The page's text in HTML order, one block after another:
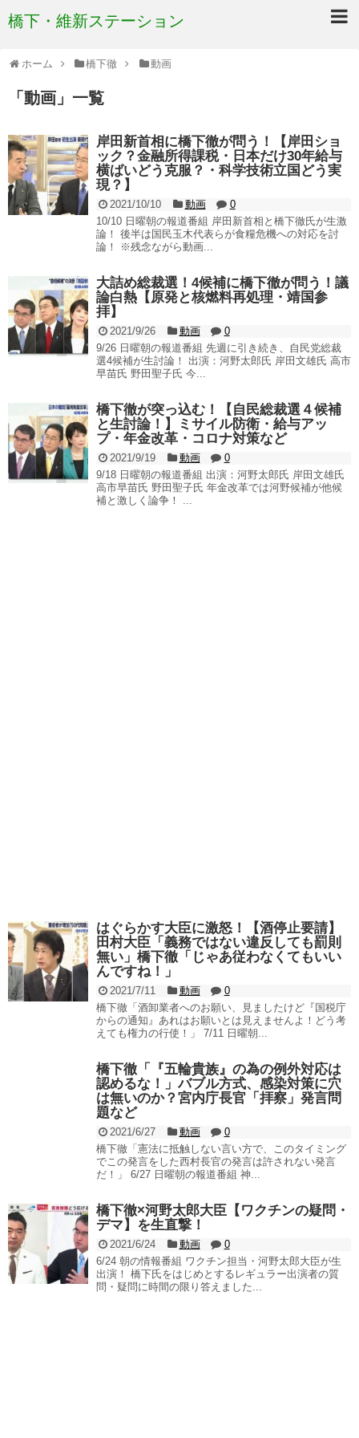
橋下・維新ステーション
ホーム 橋下徹 動画
「 動画 」 一覧
岸田新首相に橋下徹が問う！【岸田ショ
ック？金融所得課税・日本だけ30年給与
横ばいどう克服？・科学技術立国どう実
現？】
2021/10/10 動画
0
10/10 日曜朝の報道番組 岸田新首相と橋下徹氏が生激
論！ 後半は国民玉木代表らが食糧危機への対応を討
論！ ※残念ながら動画...
大詰め総裁選！4候補に橋下徹が問う！議
論白熱【原発と核燃料再処理・靖国参
拝】
2021/9/26 動画
0
9/26 日曜朝の報道番組 先週に引き続き、自民党総裁
選4候補が生討論！ 出演：河野太郎氏 岸田文雄氏 高市
早苗氏 野田聖子氏 今...
橋下徹が突っ込む！【自民総裁選４候補
と生討論！】ミサイル防衛・給与アッ
プ・年金改革・コロナ対策など
2021/9/19 動画
0
9/18 日曜朝の報道番組 出演：河野太郎氏 岸田文雄氏
高市早苗氏 野田聖子氏 年金改革では河野候補が他候
補と激しく論争！ ...
はぐらかす大臣に激怒！【酒停止要請】
田村大臣「義務ではない違反しても罰則
無い」橋下徹「じゃあ従わなくてもいい
んですね！」
2021/7/11 動画
0
橋下徹「酒卸業者へのお願い、見ましたけど『国税庁
からの通知』あれはお願いとは見えませんよ！どう考
えても権力の行使！」 7/11 日曜朝...
橋下徹「『五輪貴族』の為の例外対応は
認めるな！」バブル方式、感染対策に穴
は無いのか？宮内庁長官「拝察」発言問
題など
2021/6/27 動画
0
橋下徹「憲法に抵触しない言い方で、このタイミング
でこの発言をした西村長官の発言は許されない発言
だ！」 6/27 日曜朝の報道番組 神...
橋下徹×河野太郎大臣【ワクチンの疑問・
デマ】を生直撃！
2021/6/24 動画
0
6/24 朝の情報番組 ワクチン担当・河野太郎大臣が生
出演！ 橋下氏をはじめとするレギュラー出演者の質
問・疑問に時間の限り答えました...